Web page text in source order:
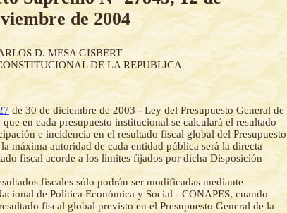
de 2004
D. MESA GISBERT
DE LA REPUBLICA
de 30 de diciembre de 2003 - Ley del Presupuesto General de
en cada presupuesto institucional se calculará el resultado
e incidencia en el resultado fiscal global del Presupuesto
máxima autoridad de cada entidad pública será la directa
fiscal acorde a los límites fijados por dicha Disposición
fiscales sólo podrán ser modificadas mediante
de Política Económica y Social - CONAPES, cuando
fiscal global previsto en el Presupuesto General de la